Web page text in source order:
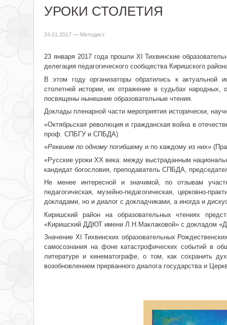
УРОКИ СТОЛЕТИЯ
24.01.2017 — Методист
23 января 2017 года прошли ХI Тихвинские
делегация педагогического сообщества Киришского
В этом году организаторы обратились к актуальной
столетней истории, их отражение в судьбах
посвящены нынешние образовательные чтения.
Доклады пленарной части мероприятия исторически,
«Октябрьская революция и гражданская война в
проф. СПБГУ и СПБДА)
«Реквием по одному погибшему и по каждому из них»
«Русские уроки ХХ века: между выстраданным
кандидат богословия, преподаватель СПБДА,
Не менее интересной и значимой, по отзывам
педагогическая, музейно-педагогическая, церковно-
докладами, но и диалог с докладчиками, а иногда и
Киришский район на образовательных чтениях
«Киришский ДДЮТ имени Л.Н.Маклаковой» с докладом
Значение ХI Тихвинских образовательных
самосознания на фоне катастрофических событий в
литературе и кинематографе, о том, как сохранить
возобновлением прерванного диалога государства и